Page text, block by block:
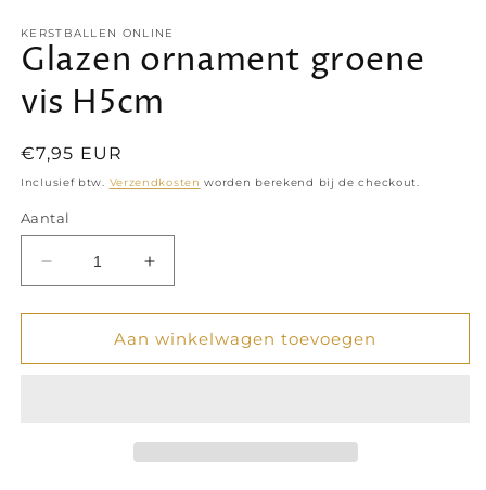
KERSTBALLEN ONLINE
Glazen ornament groene
vis H5cm
Normale
prijs
€7,95 EUR
Inclusief btw. Verzendkosten worden berekend bij de checkout.
Aantal
Aantal
verlagen
voor
ornament
Aantal
verhogen
voor
Glazen
ornament
Aan winkelwagen toevoegen